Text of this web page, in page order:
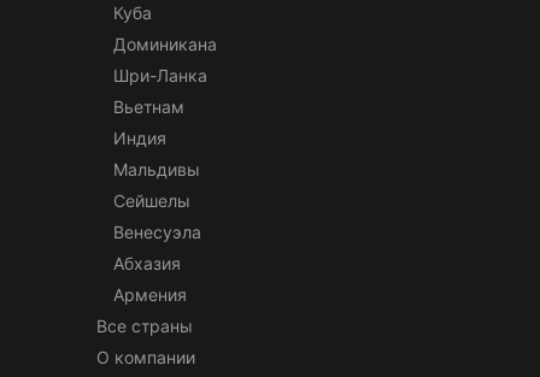
Куба
Доминикана
Шри-Ланка
Вьетнам
Индия
Мальдивы
Сейшелы
Венесуэла
Абхазия
Армения
Все страны
О компании